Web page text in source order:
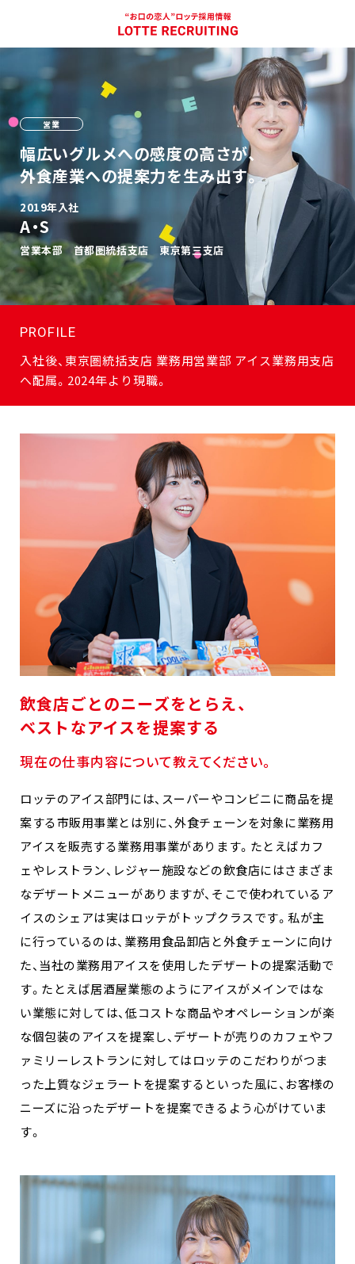
営業
幅広いグルメへの感度の高さが、
外食産業への提案力を生み出す。
2019年入社
A・S
営業本部 首都圏統括支店 東京第三支店
PROFILE
入社後、東京圏統括支店 業務用営業部 アイス業務用支店
へ配属。2024年より現職。
飲食店ごとのニーズをとらえ、
ベストなアイスを提案する
現在の仕事内容について教えてください。
ロッテのアイス部門には、スーパーやコンビニに商品を提
案する市販用事業とは別に、外食チェーンを対象に業務用
アイスを販売する業務用事業があります。たとえばカフ
ェやレストラン、レジャー施設などの飲食店にはさまざま
なデザートメニューがありますが、そこで使われているア
イスのシェアは実はロッテがトップクラスです。私が主
に行っているのは、業務用食品卸店と外食チェーンに向け
た、当社の業務用アイスを使用したデザートの提案活動で
す。たとえば居酒屋業態のようにアイスがメインではな
い業態に対しては、低コストな商品やオペレーションが楽
な個包装のアイスを提案し、デザートが売りのカフェやフ
ァミリーレストランに対してはロッテのこだわりがつま
った上質なジェラートを提案するといった風に、お客様の
ニーズに沿ったデザートを提案できるよう心がけていま
す。